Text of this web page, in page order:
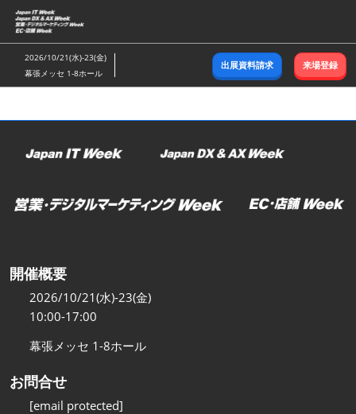
ス
キ
ッ
し
2026/10/21(水)-23(金)
幕張メッセ 1-8ホール
出展資料請求 来場登録
開催概要
2026/10/21(水)-23(金)
10:00-17:00
幕張メッセ 1-8ホール
お問合せ
[email protected]